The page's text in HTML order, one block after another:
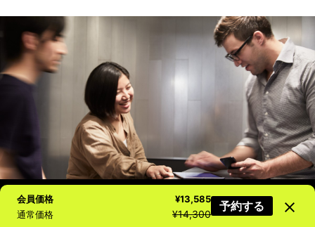
ニュース配信登録 電話で問合せ AIに質問
会員価格
¥13,585
通常価格
¥14,300
予約する